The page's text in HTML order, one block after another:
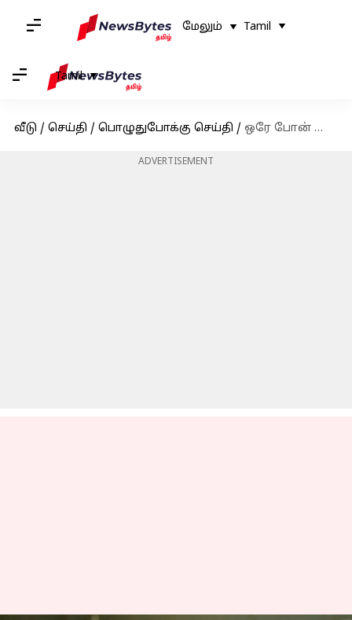
மேலும் Tamil
Tamil
வீடு / செய்தி / பொழுதுபோக்கு செய்தி / ஒரே போன் காலில், ஒரு லட்சத்தை இழந்த நடிகை நக்மா
ADVERTISEMENT